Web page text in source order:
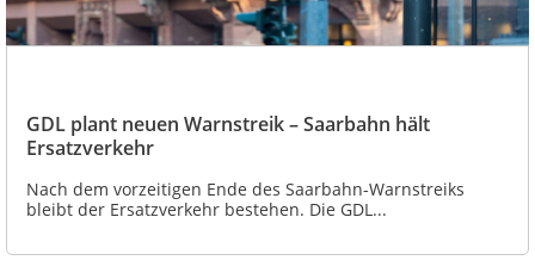
GDL plant neuen Warnstreik – Saarbahn hält
Ersatzverkehr
Nach dem vorzeitigen Ende des Saarbahn-Warnstreiks
bleibt der Ersatzverkehr bestehen. Die GDL...